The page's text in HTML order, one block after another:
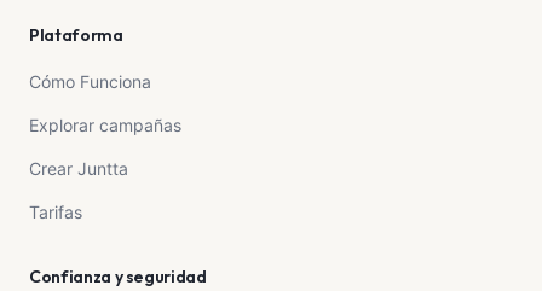
Plataforma
Cómo Funciona
Explorar campañas
Crear Juntta
Tarifas
Confianza y seguridad